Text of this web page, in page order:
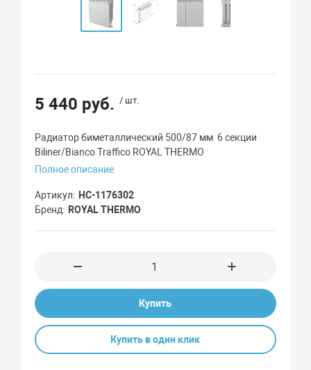
5 440 руб. / шт.
Радиатор биметаллический 500/87 мм 6 секции
Biliner/Bianco Traffico ROYAL THERMO
Полное описание
Артикул
НС-1176302
Бренд
ROYAL THERMO
Купить
Купить в один клик